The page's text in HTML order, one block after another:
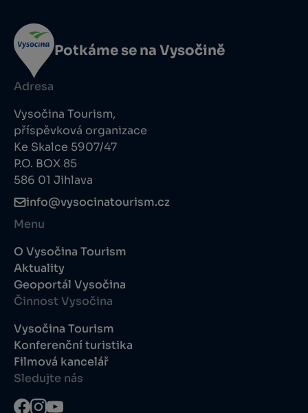
Potkáme se na Vysočině
Adresa
Vysočina Tourism,
příspěvková organizace
Ke Skalce 5907/47
P.O. BOX 85
586 01 Jihlava
info@vysocinatourism.cz
Menu
O Vysočina Tourism
Aktuality
Geoportál Vysočina
Činnost Vysočina
Vysočina Tourism
Konferenční turistika
Filmová kancelář
Sledujte nás